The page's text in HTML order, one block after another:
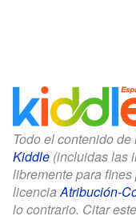
Todo el contenido
Kiddle (incluidas las
libremente para
licenciaAtribución-
lo contrario. Citar